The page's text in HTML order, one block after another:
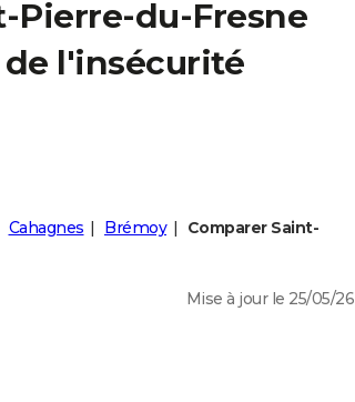
Pierre-du-Fresne
de l'insécurité
Cahagnes Brémoy
Comparer Saint-
Mise à jour le 25/05/26